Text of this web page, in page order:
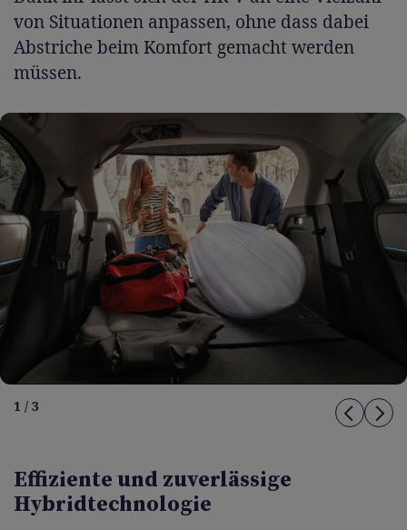
von Situationen anpassen, ohne dass dabei
Abstriche beim Komfort gemacht werden
müssen.
1 / 3
Effiziente und zuverlässige
Hybridtechnologie